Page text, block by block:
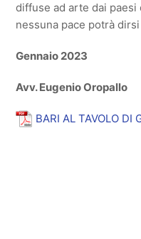
diffuse ad arte dai paesi
nessuna pace potrà
Gennaio 2023
Avv. Eugenio Oropallo
BARI AL TAVOLO DI